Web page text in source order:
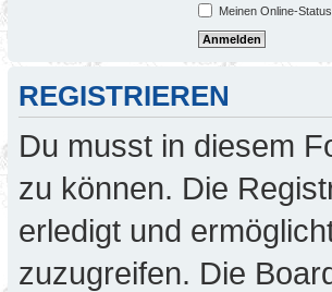
Meinen Online-
REGISTRIEREN
Du musst in diesem
zu können. Die
erledigt und
zuzugreifen. Die